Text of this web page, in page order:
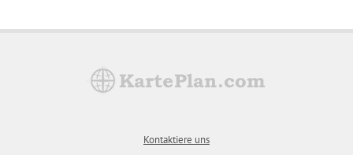
Kontaktiere uns